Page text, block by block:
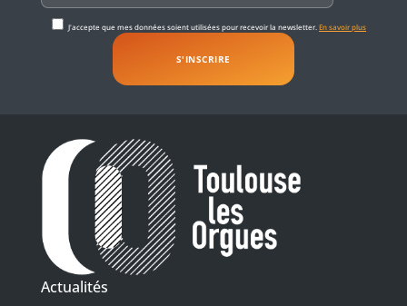
J'accepte que mes données soient utilisées pour recevoir la newsletter.En savoir plus
Actualités